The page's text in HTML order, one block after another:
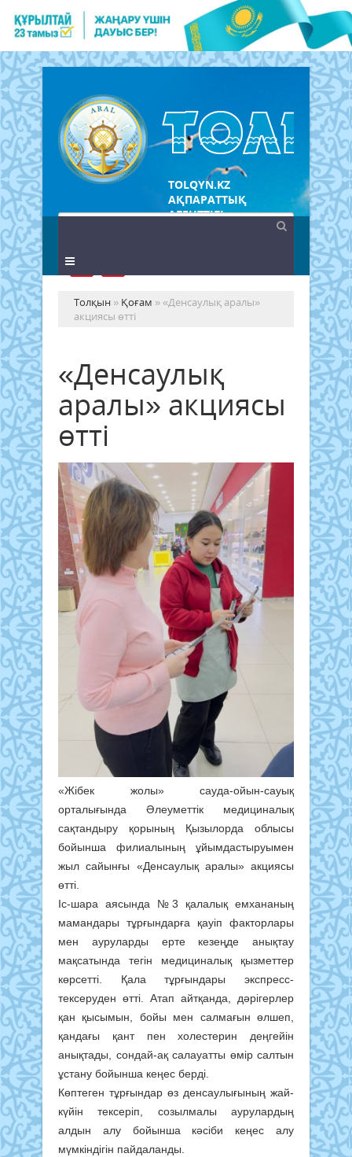
TOLQYN.KZ
АҚПАРАТТЫҚ
АГЕНТТІГІ
Толқын » Қоғам » «Денсаулық аралы»
акциясы өтті
«Денсаулық
аралы» акциясы
өтті
«Жібек жолы» сауда-ойын-сауық
орталығында Әлеуметтік медициналық
сақтандыру қорының Қызылорда облысы
бойынша филиалының ұйымдастыруымен
жыл сайынғы «Денсаулық аралы» акциясы
өтті.
Іс-шара аясында №3 қалалық емхананың
мамандары тұрғындарға қауіп факторлары
мен ауруларды ерте кезеңде анықтау
мақсатында тегін медициналық қызметтер
көрсетті. Қала тұрғындары экспресс-
тексеруден өтті. Атап айтқанда, дәрігерлер
қан қысымын, бойы мен салмағын өлшеп,
қандағы қант пен холестерин деңгейін
анықтады, сондай-ақ салауатты өмір салтын
ұстану бойынша кеңес берді.
Көптеген тұрғындар өз денсаулығының жай-
күйін тексеріп, созылмалы аурулардың
алдын алу бойынша кәсіби кеңес алу
мүмкіндігін пайдаланды.